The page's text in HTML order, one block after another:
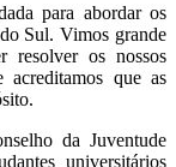
para abordar os
Sul. Vimos grande
resolver os nossos
acreditamos que as
da Juventude
universitários